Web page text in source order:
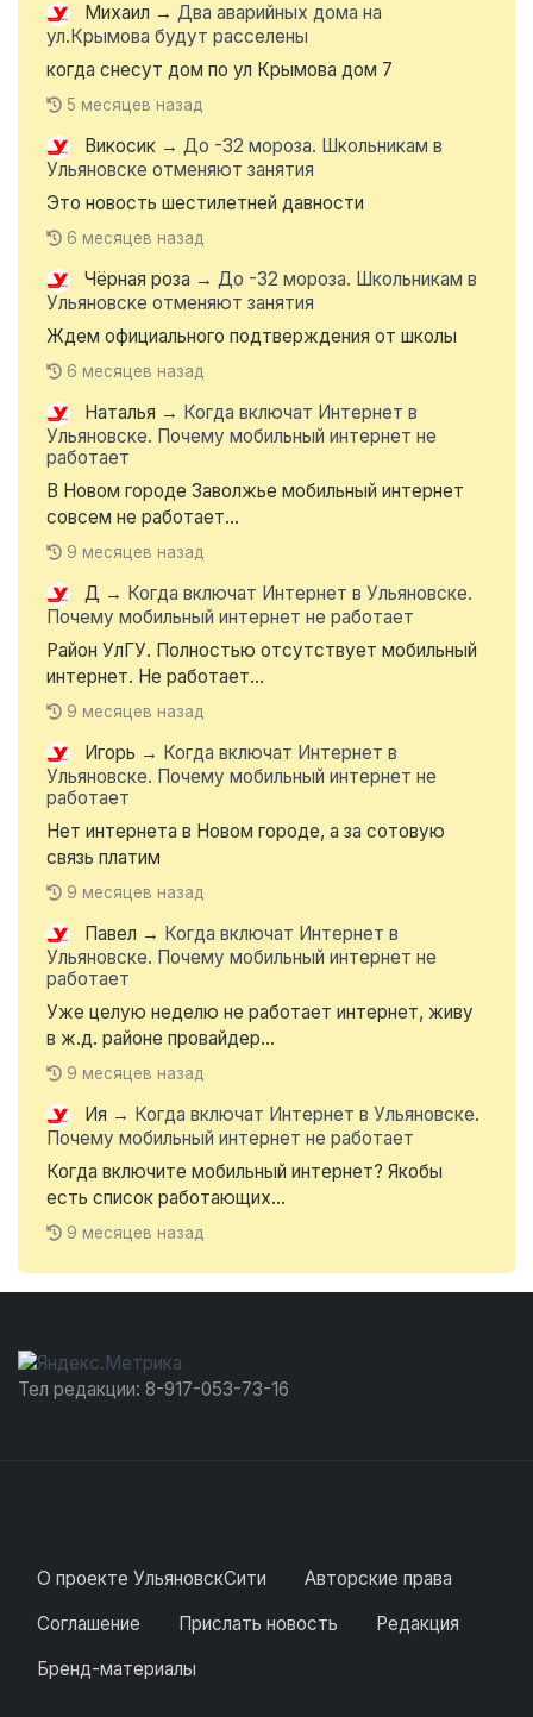
Михаил → Два аварийных дома на
ул.Крымова будут расселены
когда снесут дом по ул Крымова дом 7
5 месяцев назад
Викосик → До -32 мороза. Школьникам в
Ульяновске отменяют занятия
Это новость шестилетней давности
6 месяцев назад
Чёрная роза → До -32 мороза. Школьникам в
Ульяновске отменяют занятия
Ждем официального подтверждения от школы
6 месяцев назад
Наталья → Когда включат Интернет в
Ульяновске. Почему мобильный интернет не
работает
В Новом городе Заволжье мобильный интернет
совсем не работает...
9 месяцев назад
Д → Когда включат Интернет в Ульяновске.
Почему мобильный интернет не работает
Район УлГУ. Полностью отсутствует мобильный
интернет. Не работает...
9 месяцев назад
Игорь → Когда включат Интернет в
Ульяновске. Почему мобильный интернет не
работает
Нет интернета в Новом городе, а за сотовую
связь платим
9 месяцев назад
Павел → Когда включат Интернет в
Ульяновске. Почему мобильный интернет не
работает
Уже целую неделю не работает интернет, живу
в ж.д. районе провайдер...
9 месяцев назад
Ия → Когда включат Интернет в Ульяновске.
Почему мобильный интернет не работает
Когда включите мобильный интернет? Якобы
есть список работающих...
9 месяцев назад
Тел редакции: 8-917-053-73-16
О проекте УльяновскСити
Авторские права
Соглашение
Прислать новость
Редакция
Бренд-материалы